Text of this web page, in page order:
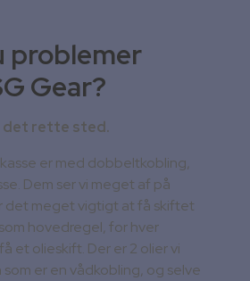
problemer
Gear?
det rette sted.
er med dobbeltkobling,
Dem ser vi meget af på
det meget vigtigt at få skiftet
hovedregel, for hver
et olieskift. Der er 2 olier vi
er en vådkobling, og selve